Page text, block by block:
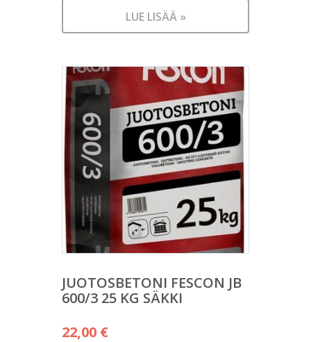
LUE LISÄÄ »
JUOTOSBETONI FESCON JB
600/3 25 KG SÄKKI
22,00 €